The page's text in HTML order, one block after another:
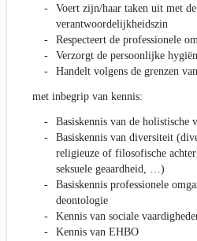
Voert zijn/haar taken uit met
verantwoordelijkheidszin
Respecteert de professionele
Verzorgt de persoonlijke
Handelt volgens de grenzen
met inbegrip van kennis:
Basiskennis van de holistische
Basiskennis van diversiteit
religieuze of filosofische
seksuele geaardheid, …)
Basiskennis professionele
deontologie
Kennis van sociale
Kennis van EHBO